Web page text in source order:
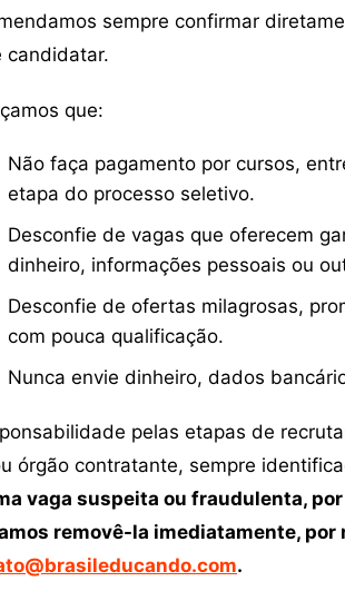
sempre confirmar
candidatar.
que:
Não faça pagamento por cursos,
etapa do processo seletivo.
Desconfie de vagas que oferecem
dinheiro, informações pessoais ou
Desconfie de ofertas milagrosas,
com pouca qualificação.
Nunca envie dinheiro, dados
pelas etapas de
órgão contratante, sempre
vaga suspeita ou fraudulenta,
removê-la imediatamente, por
.